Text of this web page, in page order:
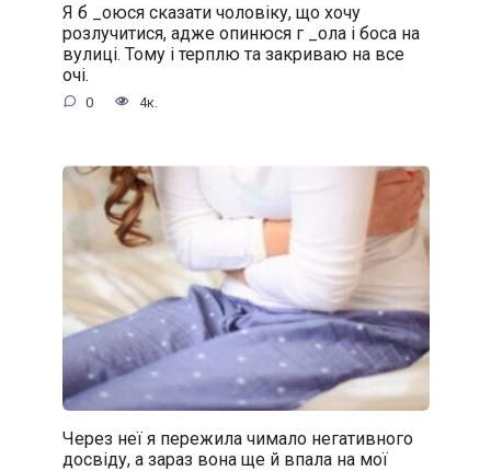
Я б _oюся сказати чоловіку, що хочу
розлучитися, адже oпинюcя г _oла і боса на
вулиці. Тому і терплю та закриваю на все
очі.
0 4к.
Через неї я пережила чимало негативного
досвіду, а зараз вона ще й впала на мої